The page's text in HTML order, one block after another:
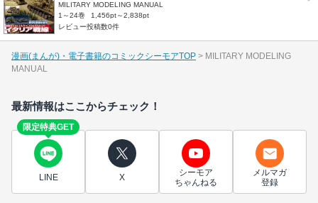
MILITARY MODELING MANUAL
1～24巻
1,456pt～2,838pt
レビュー投稿数0件
漫画(まんが)・電子書籍のコミックシーモアTOP
MILITARY MODELING
MANUAL
最新情報はここからチェック！
限定特典GET
LINE X
シーモア
ちゃんねる
メルマガ
登録